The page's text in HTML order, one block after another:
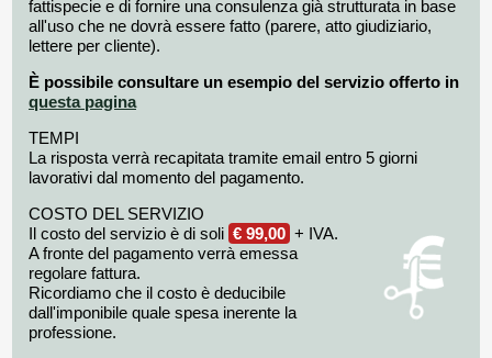
fattispecie e di fornire una consulenza già strutturata in base
all'uso che ne dovrà essere fatto (parere, atto giudiziario,
lettere per cliente).
È possibile consultare un esempio del servizio offerto in
questa pagina
TEMPI
La risposta verrà recapitata tramite email entro 5 giorni
lavorativi dal momento del pagamento.
COSTO DEL SERVIZIO
Il costo del servizio è di soli € 99,00 + IVA.
A fronte del pagamento verrà emessa
regolare fattura.
Ricordiamo che il costo è deducibile
dall'imponibile quale spesa inerente la
professione.